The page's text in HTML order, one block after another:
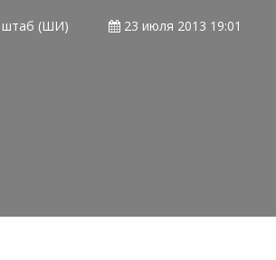
штаб (ШИ) 23 июля 2013 19:01